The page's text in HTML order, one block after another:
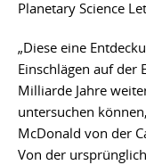
Planetary Science
„Diese eine
Einschlägen auf der
Milliarde Jahre
untersuchen
McDonald von der
Von der